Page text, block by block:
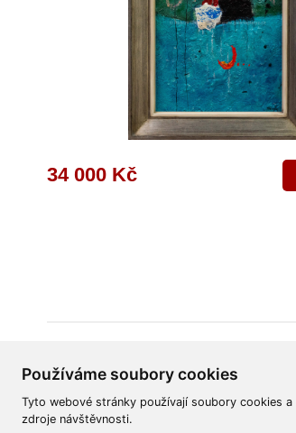
Používáme soubory cookies
Tyto webové stránky používají soubory cookies
zdroje návštěvnosti.
34 000 Kč